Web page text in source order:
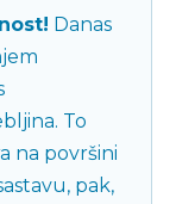
Danas
To
na površini
pak,